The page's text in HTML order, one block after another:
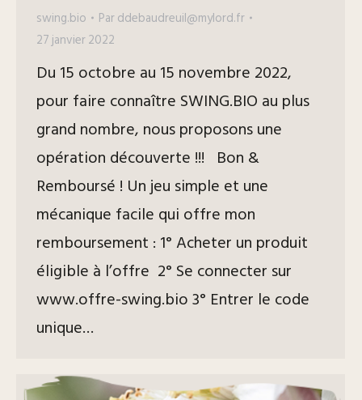
swing.bio Parddebaudreuil@mylord.fr
27 janvier 2022
Du 15 octobre au 15 novembre 2022,
pour faire connaître SWING.BIO au plus
grand nombre, nous proposons une
opération découverte !!! Bon &
Remboursé ! Un jeu simple et une
mécanique facile qui offre mon
remboursement : 1° Acheter un produit
éligible à l’offre 2° Se connecter sur
www.offre-swing.bio 3° Entrer le code
unique…